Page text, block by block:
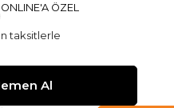
taksitlerle
ONLINE'A ÖZEL